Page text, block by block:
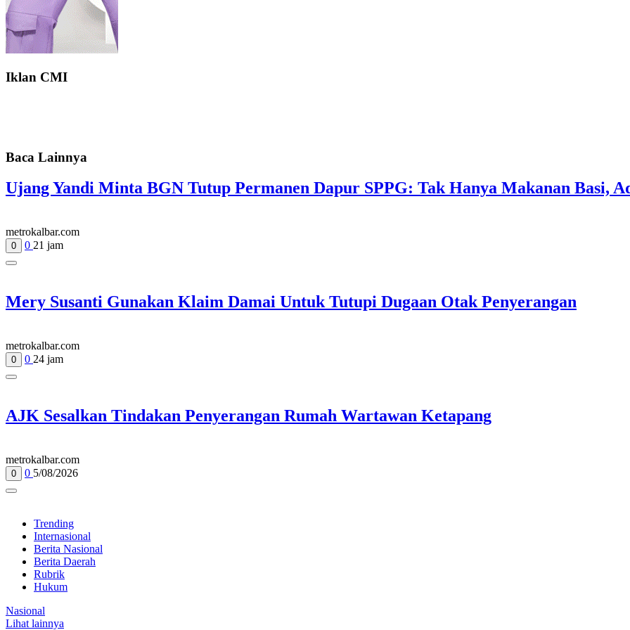
Iklan CMI
Baca Lainnya
Ujang Yandi Minta BGN Tutup Permanen Dapur SPPG: Tak Hanya Makanan Basi,
metrokalbar.com
0 0 21 jam
Mery Susanti Gunakan Klaim Damai Untuk Tutupi Dugaan Otak Penyerangan
metrokalbar.com
0 0 24 jam
AJK Sesalkan Tindakan Penyerangan Rumah Wartawan Ketapang
metrokalbar.com
0 0 5/08/2026
Trending
Internasional
Berita Nasional
Berita Daerah
Rubrik
Hukum
Nasional
Lihat lainnya